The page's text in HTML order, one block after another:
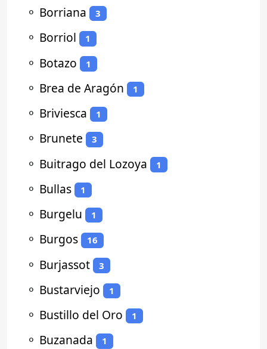
⚬ Borriana 3
⚬ Borriol 1
⚬ Botazo 1
⚬ Brea de Aragón 1
⚬ Briviesca 1
⚬ Brunete 3
⚬ Buitrago del Lozoya 1
⚬ Bullas 1
⚬ Burgelu 1
⚬ Burgos 16
⚬ Burjassot 3
⚬ Bustarviejo 1
⚬ Bustillo del Oro 1
⚬ Buzanada 1